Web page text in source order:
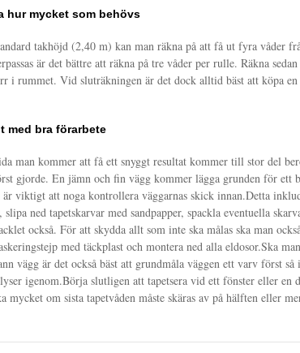
hur mycket som behövs
takhöjd (2,40 m) kan man räkna på att få ut fyra våder
är det bättre att räkna på tre våder per rulle. Räkna
i rummet. Vid sluträkningen är det dock alltid bäst att köpa
med bra förarbete
man kommer att få ett snyggt resultat kommer till stor del
gjorde. En jämn och fin vägg kommer lägga grunden för ett
är viktigt att noga kontrollera väggarnas skick innan.Detta
slipa ned tapetskarvar med sandpapper, spackla eventuella
också. För att skydda allt som inte ska målas ska man
med täckplast och montera ned alla eldosor.Ska
vägg är det också bäst att grundmåla väggen ett varv först så
igenom.Börja slutligen att tapetsera vid ett fönster eller en
mycket om sista tapetvåden måste skäras av på hälften eller